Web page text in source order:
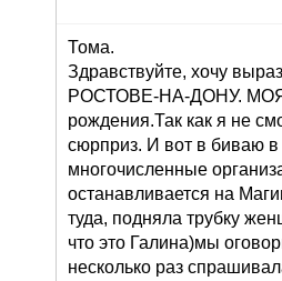
Тома.
Здравствуйте, хочу
РОСТОВЕ-НА-ДОНУ. МОЯ
рождения.Так как я не
сюрприз. И вот в биваю в
многочисленные
останавливается на
туда, подняла трубку
что это Галина)мы
несколько раз